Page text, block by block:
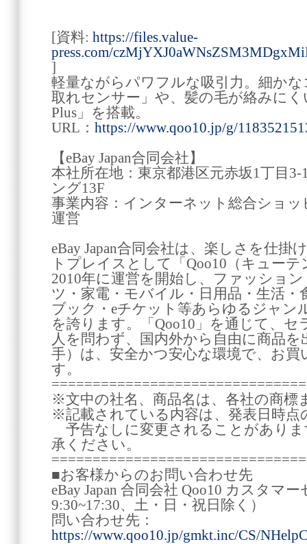
[資料: https://files.value-
press.com/
]
軽量ながらパワフルな吸引力。細か
取れセンサー」や、髪の毛が絡みに
Plus」を搭載。
URL： https://www.qoo10.jp/g/
【eBay Japan合同会社】
本社所在地：東京都港区元赤坂1丁目
ング13F
事業内容：インターネット総合ショ
運営
eBay Japan合同会社は、楽しさを仕掛
トプレイスとして「Qoo10（キュー
2010年に運営を開始し、ファッショ
ツ・家電・モバイル・日用品・生活
ブック・eチケット等あらゆるジャン
を誇ります。「Qoo10」を通じて、セ
人を問わず、国内外から自由に商品
手）は、安全かつ安心な環境で、お
す。
※文中の社名、商品名は、各社の商標
※記載されている内容は、発表日時点
予告なしに変更されることがあり
承ください。
■お客様からのお問い合わせ先
eBay Japan 合同会社 Qoo10 カスタマ
9:30~17:30、土・日・祝日除く）
問い合わせ先：
https://www.qoo10.jp/gmkt.inc/CS/